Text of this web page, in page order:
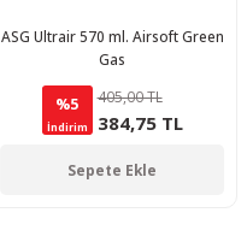
ASG Ultrair 570 ml. Airsoft Green
Gas
%5
İndirim
405,00 TL
384,75 TL
Sepete Ekle